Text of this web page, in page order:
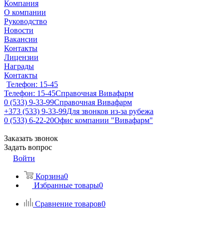
Компания
О компании
Руководство
Новости
Вакансии
Контакты
Лицензии
Награды
Контакты
Телефон: 15-45
Телефон: 15-45Справочная Вивафарм
0 (533) 9-33-99Справочная Вивафарм
+373 (533) 9-33-99Для звонков из-за рубежа
0 (533) 6-22-20Офис компании "Вивафарм"
Заказать звонок
Задать вопрос
Войти
Корзина0
Избранные товары0
Сравнение товаров0